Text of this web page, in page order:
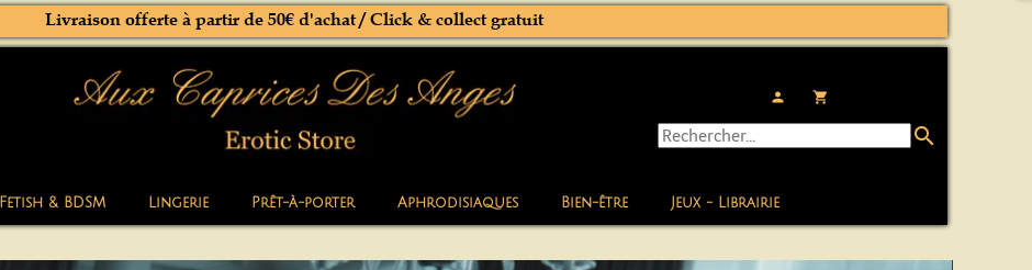
Fetish & BDSM Lingerie Prêt-à-porter Aphrodisiaques Bien-être Jeux - Librairie
person local_grocery_store
Livraison offerte à partir de 50€ d'achat / Click & collect gratuit
search